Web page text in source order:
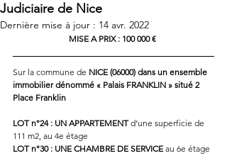
Judiciaire de Nice
Dernière mise à jour : 14 avr. 2022
MISE A PRIX : 100 000 €
Sur la commune de NICE (06000) dans un ensemble
immobilier dénommé « Palais FRANKLIN » situé 2
Place Franklin
LOT n°24 : UN APPARTEMENT d’une superficie de
111 m2, au 4e étage
LOT n°30 : UNE CHAMBRE DE SERVICE au 6e étage